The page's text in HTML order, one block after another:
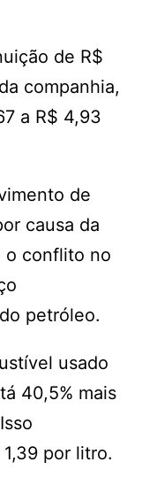
de R$
companhia,
a R$ 4,93
de
causa da
o conflito no
petróleo.
usado
40,5% mais
por litro.